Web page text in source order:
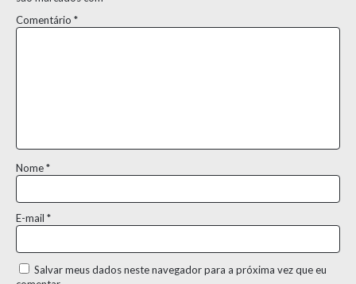
Comentário *
Nome*
E-mail *
Salvar meus dados neste navegador para a próxima vez que eu